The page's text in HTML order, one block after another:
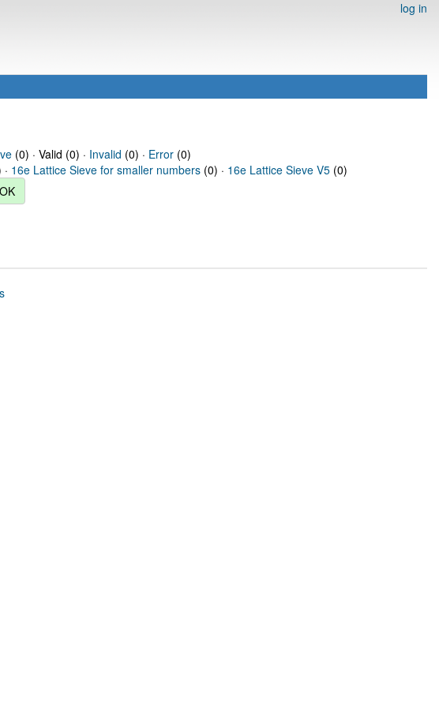
log in
(0) · Valid (0) · Invalid (0) · Error(0)
16e Lattice Sieve for smaller numbers (0) · 16e Lattice Sieve V5 (0)